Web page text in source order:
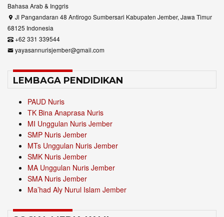
Bahasa Arab & Inggris
Jl Pangandaran 48 Antirogo Sumbersari Kabupaten Jember, Jawa Timur
68125 Indonesia
+62 331 339544
yayasannurisjember@gmail.com
LEMBAGA PENDIDIKAN
PAUD Nuris
TK Bina Anaprasa Nuris
MI Unggulan Nuris Jember
SMP Nuris Jember
MTs Unggulan Nuris Jember
SMK Nuris Jember
MA Unggulan Nuris Jember
SMA Nuris Jember
Ma’had Aly Nurul Islam Jember